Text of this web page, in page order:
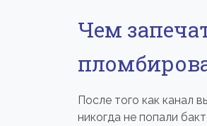
Чем
После того как канал
никогда не попали